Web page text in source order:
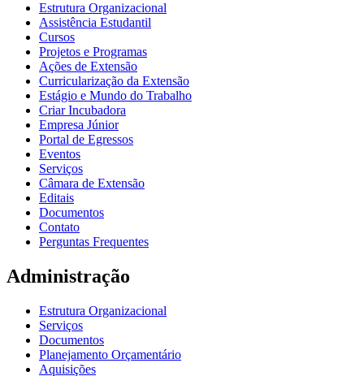
Estrutura Organizacional
Assistência Estudantil
Cursos
Projetos e Programas
Ações de Extensão
Curricularização da Extensão
Estágio e Mundo do Trabalho
Criar Incubadora
Empresa Júnior
Portal de Egressos
Eventos
Serviços
Câmara de Extensão
Editais
Documentos
Contato
Perguntas Frequentes
Administração
Estrutura Organizacional
Serviços
Documentos
Planejamento Orçamentário
Aquisições